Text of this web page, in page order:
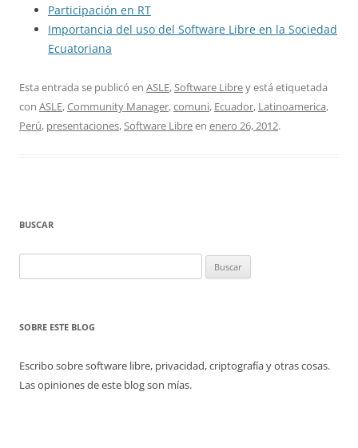
Participación en RT
Importancia del uso del Software Libre en la Sociedad
Ecuatoriana
Esta entrada se publicó en ASLE,Software Librey está etiquetada
con ASLE,Community Manager,comuni, Ecuador, Latinoamerica,
Perú, presentaciones,Software Libreen enero 26, 2012.
BUSCAR
SOBRE ESTE BLOG
Escribo sobre software libre, privacidad, criptografía y otras cosas.
Las opiniones de este blog son mías.